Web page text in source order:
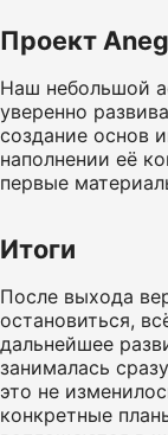
Проект
Наш небольшой
уверенно
создание основ
наполнении её
первые
Итоги
После выхода
остановиться,
дальнейшее
занималась
это не
конкретные